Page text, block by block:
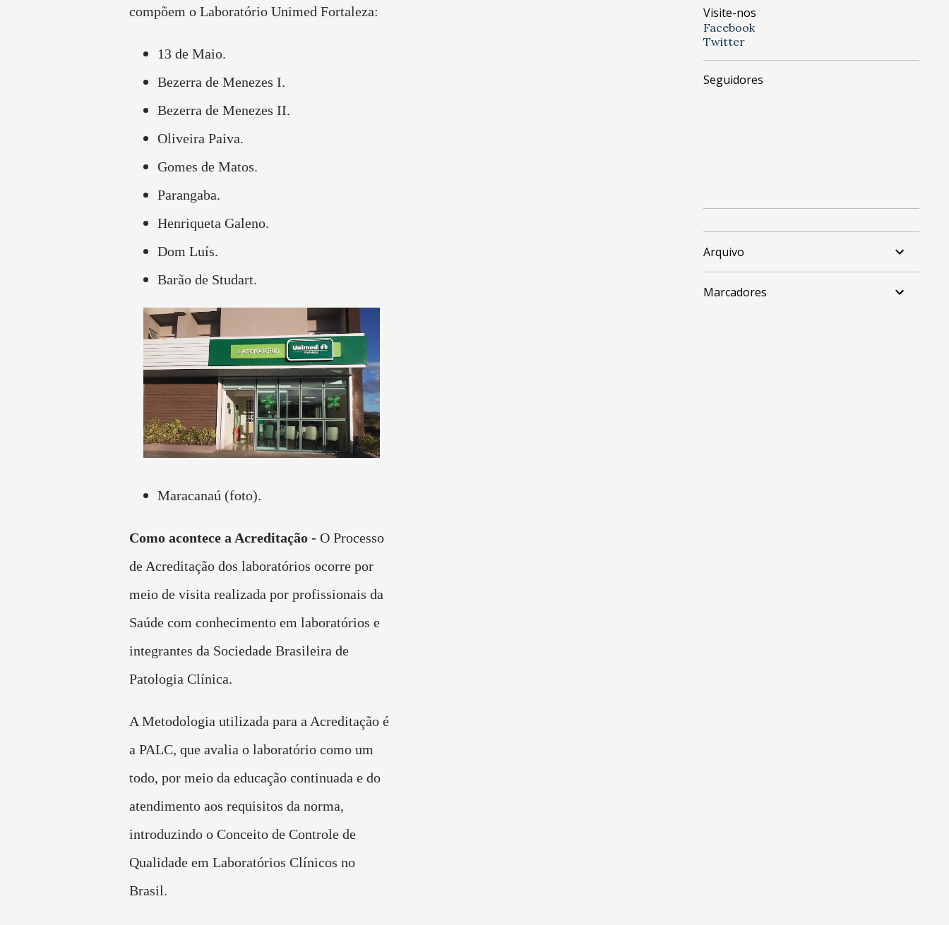
compõem o Laboratório Unimed Fortaleza:
13 de Maio.
Bezerra de Menezes I.
Bezerra de Menezes II.
Oliveira Paiva.
Gomes de Matos.
Parangaba.
Henriqueta Galeno.
Dom Luís.
Barão de Studart.
Maracanaú (foto).
Como acontece a Acreditação - O Processo
de Acreditação dos laboratórios ocorre por
meio de visita realizada por profissionais da
Saúde com conhecimento em laboratórios e
integrantes da Sociedade Brasileira de
Patologia Clínica.
A Metodologia utilizada para a Acreditação é
a PALC, que avalia o laboratório como um
todo, por meio da educação continuada e do
atendimento aos requisitos da norma,
introduzindo o Conceito de Controle de
Qualidade em Laboratórios Clínicos no
Brasil.
Visite-nos
Facebook
Twitter
Seguidores
Arquivo
Marcadores